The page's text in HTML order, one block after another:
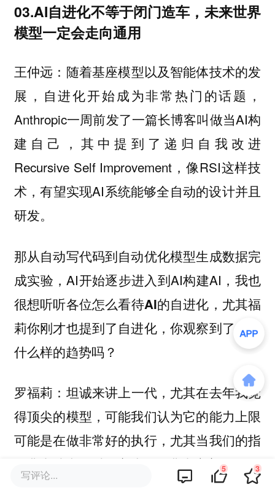
03.AI自进化不等于闭门造车，未来世界
模型一定会走向通用
王仲远 ：随着基座模型以及智能体技术的发
展，自进化开始成为非常热门的话题，
Anthropic一周前发了一篇长博客叫做当AI构
建自己，其中提到了递归自我改进
Recursive Self Improvement，像RSI这样技
术，有望实现AI系统能够全自动的设计并且
研发。
那从自动写代码到自动优化模型生成数据完
成实验，AI开始逐步进入到AI构建AI，我也
很想听听各位怎么看待AI的自进化 ，尤其福
莉你刚才也提到了自进化，你观察到了一些
什么样的趋势吗？
罗福莉 ：坦诚来讲上一代，尤其在去年我觉
得顶尖的模型，可能我们认为它的能力上限
可能是在做非常好的执行，尤其当我们的指
令非常清晰的时候它执行是非常完美的。
写评论... 5 3